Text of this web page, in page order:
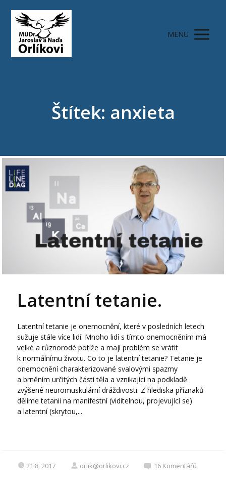
MENU
Štítek: anxieta
Latentní tetanie.
Latentní tetanie je onemocnění, které v posledních letech
sužuje stále více lidí. Mnoho lidí s tímto onemocněním má
velké a různorodé potíže a mají problém se vrátit
k normálnímu životu. Co to je latentní tetanie? Tetanie je
onemocnění charakterizované svalovými spazmy
a brněním určitých částí těla a vznikající na podkladě
zvýšené neuromuskulární dráždivosti. Z hlediska příznaků
dělíme tetanii na manifestní (viditelnou, projevující se)
a latentní (skrytou,...
21.8. 2017 orlik@orlikovi.cz 16 Komentářů